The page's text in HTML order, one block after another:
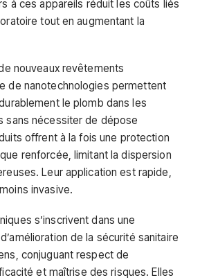
à ces appareils réduit les coûts liés
tout en augmentant la
nouveaux revêtements
de nanotechnologies permettent
le plomb dans les
sans nécessiter de dépose
offrent à la fois une protection
renforcée, limitant la dispersion
Leur application est rapide,
invasive.
s’inscrivent dans une
de la sécurité sanitaire
conjuguant respect de
et maîtrise des risques. Elles